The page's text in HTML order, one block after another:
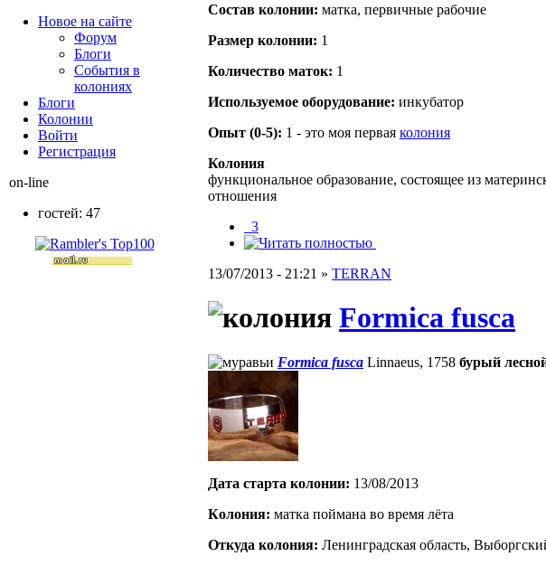
Состав кoлонии: матка, первичные рабочие
Размер кoлонии: 1
Количество маток: 1
Используемое оборудование: инкубатор
Опыт (0-5): 1 - это моя первая колония
Колония
функциональное образование, состоящее из
отношения
_3
13/07/2013 - 21:21 » TERRAN
Formica fusca
Formica fusca Linnaeus, 1758 бурый
Дата старта кoлонии: 13/08/2013
Кoлония: матка поймана во время лёта
Откуда кoлония: Ленинградская область,
Новое на сайте
Форум
Блоги
События в
колониях
Блоги
Колонии
Войти
Peгиcтpaция
on-line
гостей: 47